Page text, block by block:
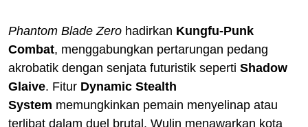
Phantom Blade Zero hadirkan Kungfu-Punk
Combat, menggabungkan pertarungan pedang
akrobatik dengan senjata futuristik seperti Shadow
Glaive. Fitur Dynamic Stealth
System memungkinkan pemain menyelinap atau
terlibat dalam duel brutal. Wulin menawarkan kota